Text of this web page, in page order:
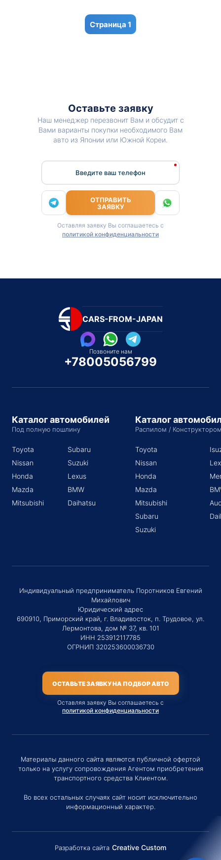
1
Оставьте заявку
Наш менеджер перезвонит Вам и обсудит с
Вами варианты покупки необходимого Вам
авто из Японии или Южной Кореи.
Введите ваш телефон
ОТПРАВИТЬ
ЗАЯВКУ
Оставляя заявку Вы соглашаетесь с
политикой конфиденциальности
CARS-FROM-JAPAN
Позвоните нам
+78005056799
Каталог автомобилей
Под полную пошлину
Toyota
Nissan
Honda
Mazda
Mitsubishi
Subaru
Suzuki
Lexus
BMW
Daihatsu
Каталог
Распилом /
Toyota
Nissan
Honda
Mazda
Mitsubishi
Subaru
Suzuki
Индивидуальный предприниматель Поротников Евгений
Михайлович
Юридический адрес
690910, Приморский край, г. Владивосток, п. Трудовое, ул.
Лермонтова, дом № 37, кв. 101
ИНН 253912117785
ОГРНИП 320253600036730
ОСТАВЬТЕ ЗАЯВКУ НА ПОДБОР АВТО
Оставляя заявку Вы соглашаетесь с
политикой конфиденциальности
Материалы данного сайта являются публичной офертой
только на услугу сопровождения Агентом приобретения
транспортного средства Клиентом.
Во всех остальных случаях сайт носит исключительно
информационный характер.
Разработка сайта Creative Custom